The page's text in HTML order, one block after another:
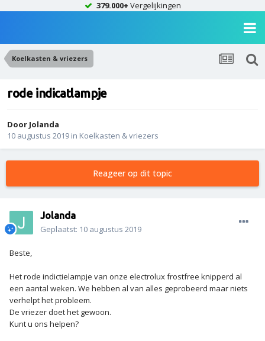
379.000+ Vergelijkingen
Koelkasten & vriezers
rode indicatlampje
Door Jolanda
10 augustus 2019 in Koelkasten & vriezers
Reageer op dit topic
Jolanda
Geplaatst: 10 augustus 2019
Beste,
Het rode indictielampje van onze electrolux frostfree knipperd al
een aantal weken. We hebben al van alles geprobeerd maar niets
verhelpt het probleem.
De vriezer doet het gewoon.
Kunt u ons helpen?